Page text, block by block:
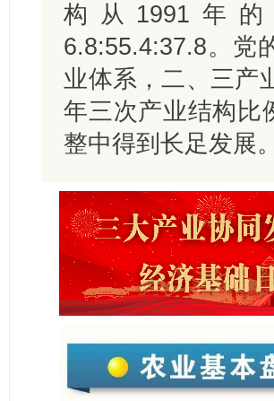
构从1991年的
6.8:55.4:37.8。党
业体系，二、三产
年三次产业结构比
整中得到长足发展。